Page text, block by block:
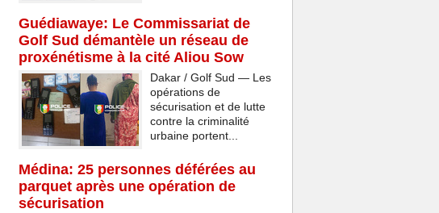
Guédiawaye: Le Commissariat de
Golf Sud démantèle un réseau de
proxénétisme à la cité Aliou Sow
Dakar / Golf Sud — Les
opérations de
sécurisation et de lutte
contre la criminalité
urbaine portent...
Médina: 25 personnes déférées au
parquet après une opération de
sécurisation